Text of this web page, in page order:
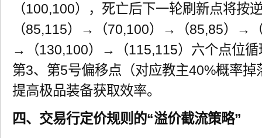
（100,100），死亡后下一轮刷新点将按
（85,115）→（70,100）→（85,85）→
→（130,100）→（115,115）六个点位循
第3、第5号偏移点（对应教主40%概率
提高极品装备获取效率。
四、交易行定价规则的“溢价截流策略”